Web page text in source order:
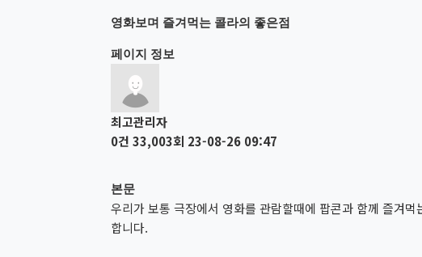
영화보며 즐겨먹는 콜라의 좋은점
페이지 정보
최고관리자
0건 33,003회 23-08-26 09:47
본문
우리가 보통 극장에서 영화를 관람할때에 팝콘과 함께 즐겨
합니다.